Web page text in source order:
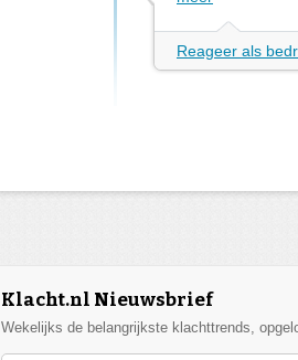
Reageer als
Klacht.nl Nieuwsbrief
Wekelijks de belangrijkste klachttrends,